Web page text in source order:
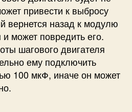
привести к выбросу
вернется назад к модулю
может повредить его.
шагового двигателя
ему подключить
100 мкФ, иначе он может